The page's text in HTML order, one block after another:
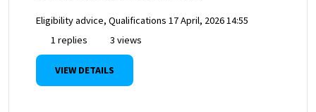
Eligibility advice, Qualifications 17 April, 2026 14:55
1 replies
3 views
VIEW DETAILS